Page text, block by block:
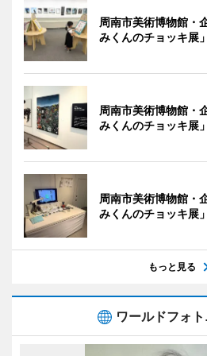
周南市美術博物館・
みくんのチョッキ展
周南市美術博物館・
みくんのチョッキ展
周南市美術博物館・
みくんのチョッキ展
もっと見る
ワールドフォ